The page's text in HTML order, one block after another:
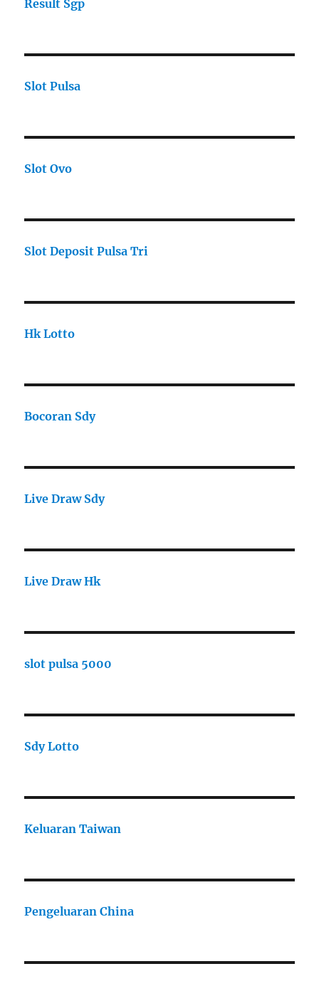
Result Sgp
Slot Pulsa
Slot Ovo
Slot Deposit Pulsa Tri
Hk Lotto
Bocoran Sdy
Live Draw Sdy
Live Draw Hk
slot pulsa 5000
Sdy Lotto
Keluaran Taiwan
Pengeluaran China